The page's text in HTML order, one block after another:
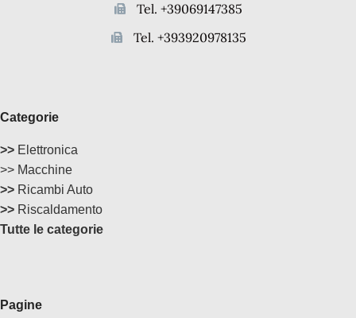
Tel. +39069147385
Tel. +393920978135
Categorie
>> Elettronica
>> Macchine
>> Ricambi Auto
>> Riscaldamento
Tutte le categorie
Pagine